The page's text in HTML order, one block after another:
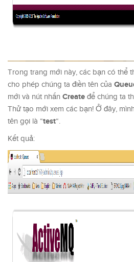
Trong trang mới này, các bạn có thể
cho phép chúng ta điền tên của
mới và nút nhấn Create để chúng ta
Thử tạo mới xem các bạn! Ở đây,
tên gọi là “test“.
Kết quả: